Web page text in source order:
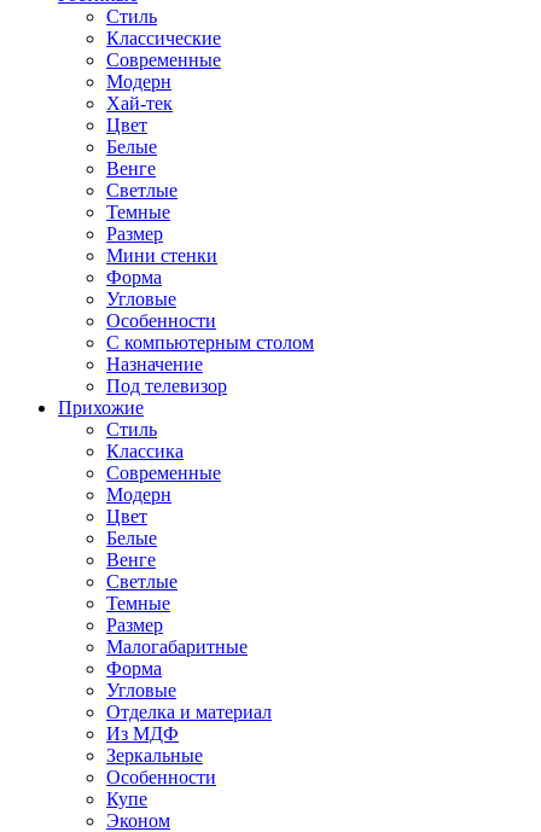
Стиль
Классические
Современные
Модерн
Хай-тек
Цвет
Белые
Венге
Светлые
Темные
Размер
Мини стенки
Форма
Угловые
Особенности
С компьютерным столом
Назначение
Под телевизор
Прихожие
Стиль
Классика
Современные
Модерн
Цвет
Белые
Венге
Светлые
Темные
Размер
Малогабаритные
Форма
Угловые
Отделка и материал
Из МДФ
Зеркальные
Особенности
Купе
Эконом